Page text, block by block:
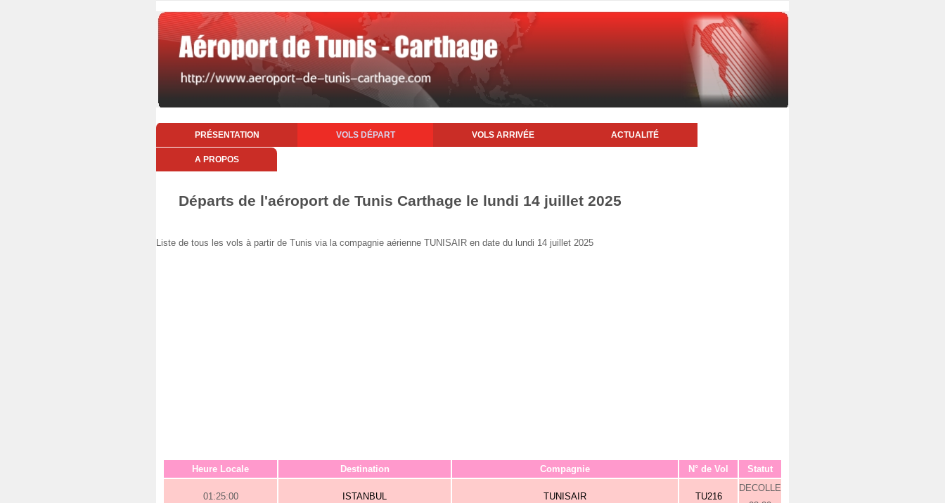
PRÉSENTATION VOLS DÉPART VOLS ARRIVÉE ACTUALITÉ
A PROPOS
Départs de l'aéroport de Tunis Carthage le lundi 14 juillet 2025
Liste de tous les vols à partir de Tunis via la compagnie aérienne TUNISAIR en date du lundi 14 juillet 2025
Heure Locale Destination Compagnie N° de Vol Statut
01:25:00 ISTANBUL TUNISAIR TU216
DECOLLE